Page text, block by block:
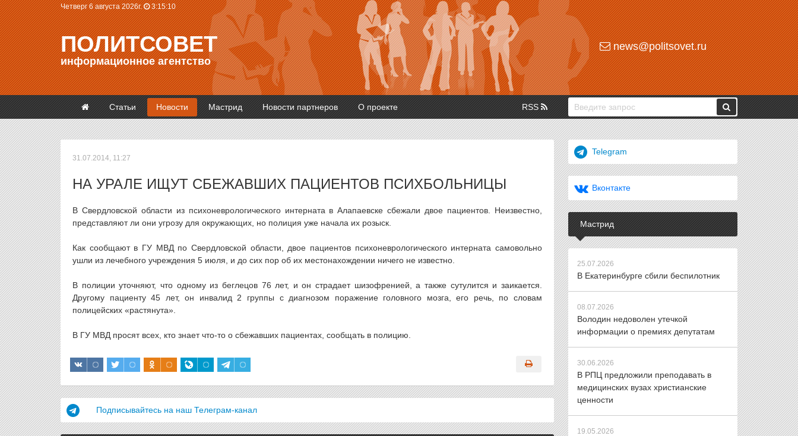
Четверг 6 августа 2026г. 3:15:10
ПОЛИТСОВЕТ
информационное агентство
news@politsovet.ru
Статьи Новости Мастрид Новости партнеров О проекте RSS
31.07.2014, 11:27
НА УРАЛЕ ИЩУТ СБЕЖАВШИХ ПАЦИЕНТОВ ПСИХБОЛЬНИЦЫ
В Свердловской области из психоневрологического интерната в Алапаевске сбежали двое пациентов. Неизвестно,
представляют ли они угрозу для окружающих, но полиция уже начала их розыск.
Как сообщают в ГУ МВД по Свердловской области, двое пациентов психоневрологического интерната самовольно
ушли из лечебного учреждения 5 июля, и до сих пор об их местонахождении ничего не известно.
В полиции уточняют, что одному из беглецов 76 лет, и он страдает шизофренией, а также сутулится и заикается.
Другому пациенту 45 лет, он инвалид 2 группы с диагнозом поражение головного мозга, его речь, по словам
полицейских «растянута».
В ГУ МВД просят всех, кто знает что-то о сбежавших пациентах, сообщать в полицию.
Подписывайтесь на наш Телеграм-канал
Telegram
Вконтакте
Мастрид
25.07.2026
В Екатеринбурге сбили беспилотник
08.07.2026
Володин недоволен утечкой
информации о премиях депутатам
30.06.2026
В РПЦ предложили преподавать в
медицинских вузах христианские
ценности
19.05.2026